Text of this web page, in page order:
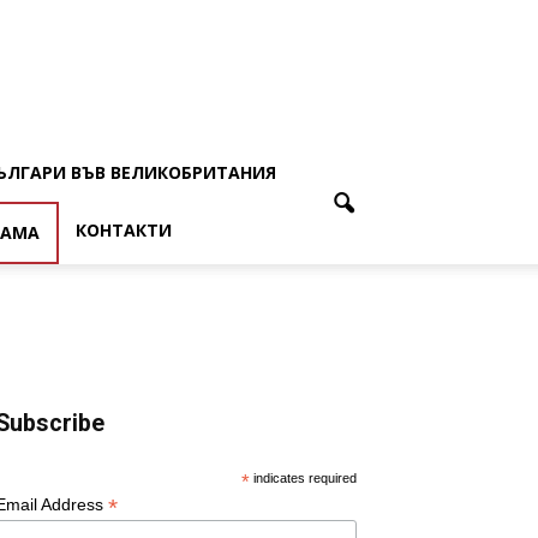
ВЪВ ВЕЛИКОБРИТАНИЯ
КОНТАКТИ
* indicates required
Address *